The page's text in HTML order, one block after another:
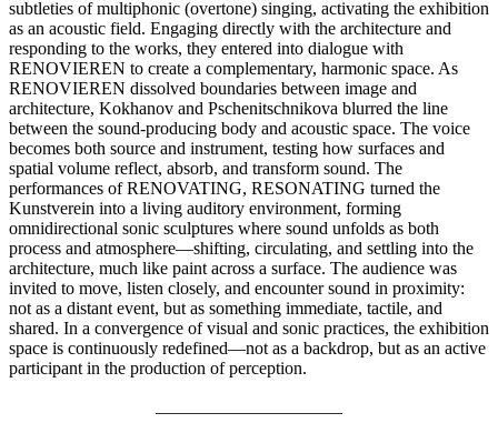
subtleties of multiphonic (overtone) singing, activating the exhibition
as an acoustic field. Engaging directly with the architecture and
responding to the works, they entered into dialogue with
RENOVIEREN to create a complementary, harmonic space. As
RENOVIEREN dissolved boundaries between image and
architecture, Kokhanov and Pschenitschnikova blurred the line
between the sound-producing body and acoustic space. The voice
becomes both source and instrument, testing how surfaces and
spatial volume reflect, absorb, and transform sound. The
performances of RENOVATING, RESONATING turned the
Kunstverein into a living auditory environment, forming
omnidirectional sonic sculptures where sound unfolds as both
process and atmosphere—shifting, circulating, and settling into the
architecture, much like paint across a surface. The audience was
invited to move, listen closely, and encounter sound in proximity:
not as a distant event, but as something immediate, tactile, and
shared. In a convergence of visual and sonic practices, the exhibition
space is continuously redefined—not as a backdrop, but as an active
participant in the production of perception.